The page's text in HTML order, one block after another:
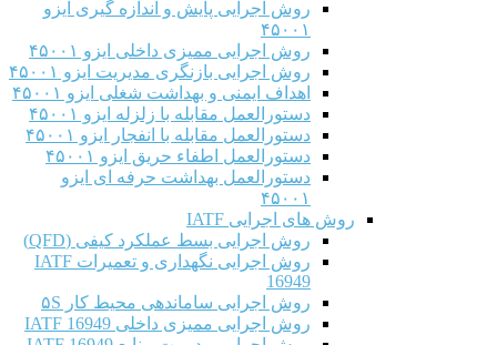
روش اجرایی پایش و اندازه گیری ایزو
۴۵۰۰۱
روش اجرایی ممیزی داخلی ایزو ۴۵۰۰۱
روش اجرایی بازنگری مدیریت ایزو ۴۵۰۰۱
اهداف ایمنی و بهداشت شغلی ایزو ۴۵۰۰۱
دستورالعمل مقابله با زلزله ایزو ۴۵۰۰۱
دستورالعمل مقابله با انفجار ایزو ۴۵۰۰۱
دستورالعمل اطفاء حریق ایزو ۴۵۰۰۱
دستورالعمل بهداشت حرفه ای ایزو
۴۵۰۰۱
روش های اجرایی IATF
روش اجرایی بسط عملکرد کیفی (QFD)
روش اجرایی نگهداری و تعمیرات IATF
16949
روش اجرایی ساماندهی محیط کار ۵S
روش اجرایی ممیزی داخلی IATF 16949